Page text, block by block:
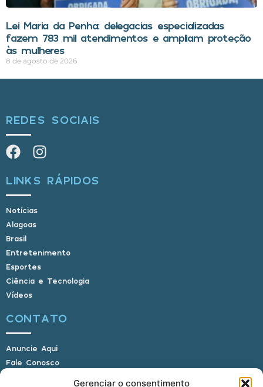
Gerenciar o consentimento
Lei Maria da Penha: delegacias especializadas
fazem 783 mil atendimentos e ampliam proteção
às mulheres
8 de agosto de 2026
REDES SOCIAIS
LINKS RÁPIDOS
Notícias
Alagoas
Brasil
Entretenimento
Esportes
Ciência e Tecnologia
Vídeos
CONTATO
Anuncie Aqui
Fale Conosco